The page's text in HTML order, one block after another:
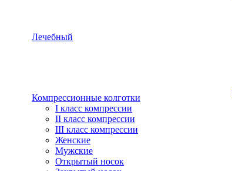
Лечебный
Компрессионные колготки
I класс компрессии
II класс компрессии
III класс компрессии
Женские
Мужские
Открытый носок